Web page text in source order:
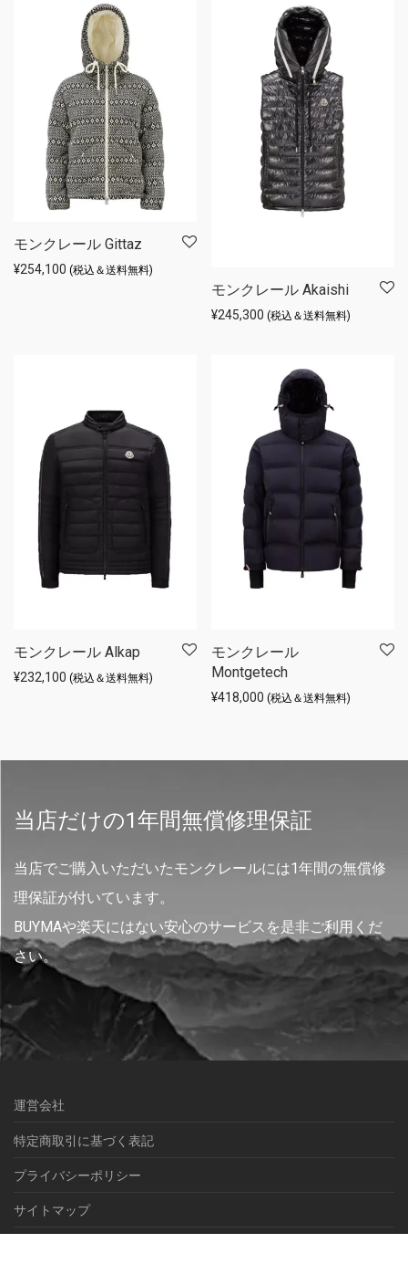
モンクレール Gittaz
¥254,100 (税込＆送料無料)
モンクレール Akaishi
¥245,300 (税込＆送料無料)
モンクレール Alkap
¥232,100 (税込＆送料無料)
モンクレール
Montgetech
¥418,000 (税込＆送料無料)
当店だけの1年間無償修理保証
当店でご購入いただいたモンクレールには1年間の無償修
理保証が付いています。
BUYMAや楽天にはない安心のサービスを是非ご利用くだ
さい。
運営会社
特定商取引に基づく表記
プライバシーポリシー
サイトマップ